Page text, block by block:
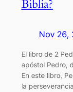
Biblia?
Nov 26,
El libro de 2
apóstol Pedro,
En este libro,
la